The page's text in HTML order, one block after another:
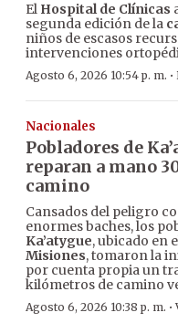
El Hospital de Clínicas
segunda edición de la
niños de escasos
intervenciones
Agosto 6, 2026 10:54 p. m. ·
Nacionales
Pobladores de
reparan a mano
camino
Cansados del peligro
enormes baches, los
Ka’atygue, ubicado en
Misiones, tomaron la
por cuenta propia un
kilómetros de camino
Agosto 6, 2026 10:38 p. m. ·